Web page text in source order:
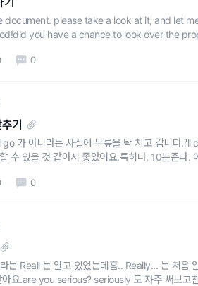
document. please take a look at it, and let
you have a chance to look over the
0
기
go 가 아니라는 사실에 무릎을 탁 치고 갑니다
수 있을 것 같아서 좋았어요.특히나, 10분준다
0
는 Reall 는 알고 있었는데흠.. Really... 는 처음
아요.are you serious? seriously 도 자주 써보고